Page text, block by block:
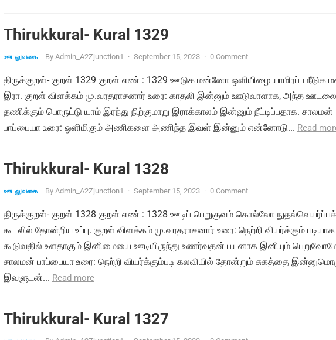
Thirukkural- Kural 1329
ஊடலுவகை By Admin_A2Zjunction1 · September 15, 2023 · 0 Comment
திருக்குறள்- குறள் 1329 குறள் எண் : 1329 ஊடுக மன்னோ ஒளியிழை யாமிரப்ப
இரா. குறள் விளக்கம் மு.வரதராசனார் உரை: காதலி இன்னும் ஊடுவாளாக, அந்த
தணிக்கும் பொருட்டு யாம் இரந்து நிற்குமாறு இராக்காலம் இன்னும் நீட்டிப்பதாக. சாலமன்
பாப்பையா உரை: ஒளிமிகும் அணிகளை அணிந்த இவள் இன்னும் என்னோடு... Read
Thirukkural- Kural 1328
ஊடலுவகை By Admin_A2Zjunction1 · September 15, 2023 · 0 Comment
திருக்குறள்- குறள் 1328 குறள் எண் : 1328 ஊடிப் பெறுகுவம் கொல்லோ
கூடலில் தோன்றிய உப்பு. குறள் விளக்கம் மு.வரதராசனார் உரை: நெற்றி வியர்க்கும் படியாக
கூடுவதில் உளதாகும் இனிமையை ஊடியிருந்து உணர்வதன் பயனாக இனியும்
சாலமன் பாப்பையா உரை: நெற்றி வியர்க்கும்படி கலவியில் தோன்றும் சுகத்தை
இவளுடன்... Read more
Thirukkural- Kural 1327